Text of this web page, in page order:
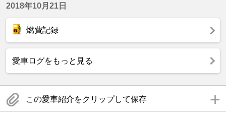
2018年10月21日
燃費記録
愛車ログをもっと見る
この愛車紹介をクリップして保存